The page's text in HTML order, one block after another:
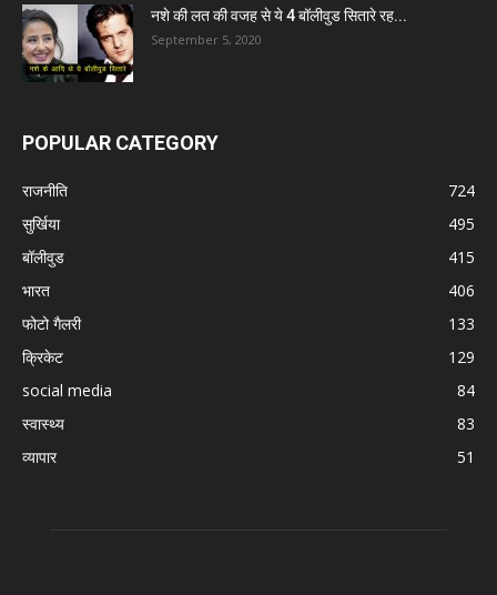
नशे की लत की वजह से ये 4 बॉलीवुड सितारे रह...
September 5, 2020
POPULAR CATEGORY
राजनीति
724
सुर्खिया
495
बॉलीवुड
415
भारत
406
फोटो गैलरी
133
क्रिकेट
129
social media
84
स्वास्थ्य
83
व्यापार
51